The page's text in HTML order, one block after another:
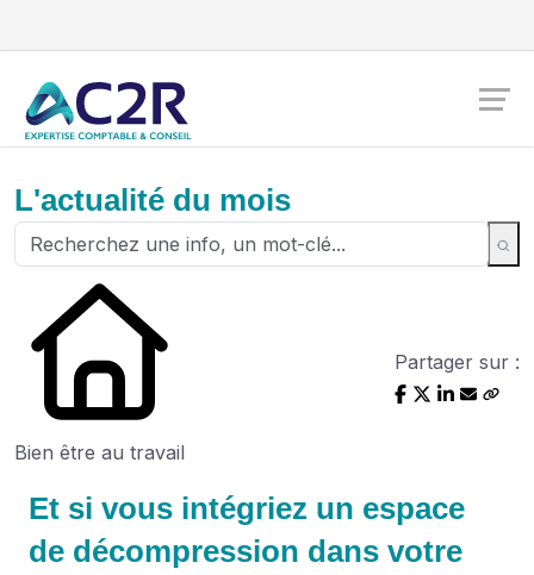
L'actualité du mois
Bien être au travail
Partager sur :
Et si vous intégriez un espace
de décompression dans votre